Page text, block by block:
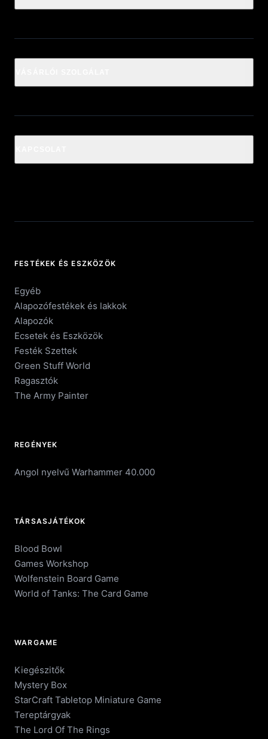
FESTÉKEK ÉS ESZKÖZÖK
Egyéb
Alapozófestékek és lakkok
Alapozók
Ecsetek és Eszközök
Festék Szettek
Green Stuff World
Ragasztók
The Army Painter
REGÉNYEK
Angol nyelvű Warhammer 40.000
TÁRSASJÁTÉKOK
Blood Bowl
Games Workshop
Wolfenstein Board Game
World of Tanks: The Card Game
WARGAME
Kiegészitők
Mystery Box
StarCraft Tabletop Miniature Game
Tereptárgyak
The Lord Of The Rings